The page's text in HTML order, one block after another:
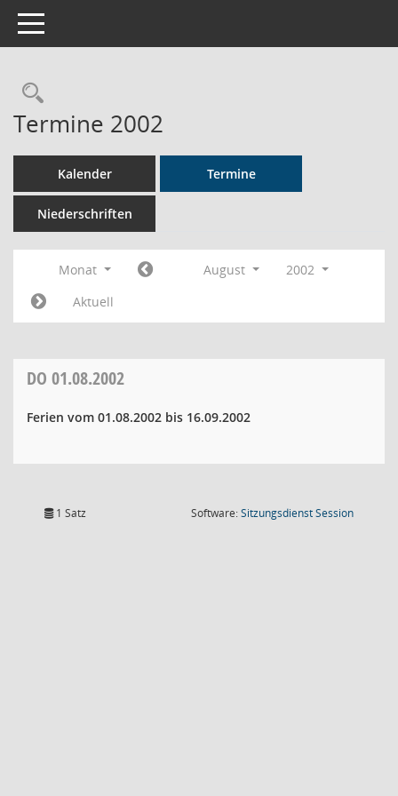
Toggle navigation
Rechercheauswahl
Termine 2002
Kalender Termine
Niederschriften
Monat August
2002
Aktuell
DO 01.08.2002
Ferien vom 01.08.2002 bis 16.09.2002
1 Satz Software:SitzungsdienstSession(Wird in